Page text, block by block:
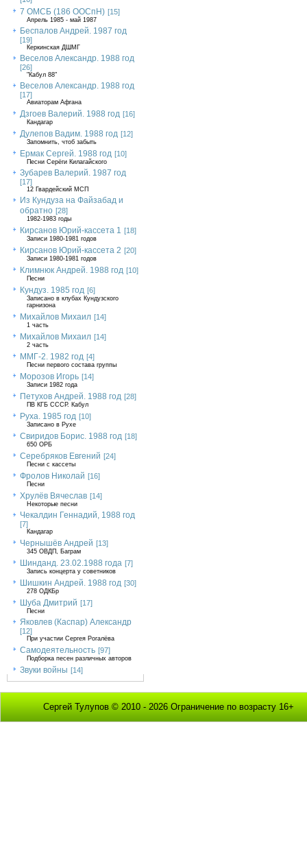
7 ОМСБ (186 ООСпН) [15]
Апрель 1985 - май 1987
Беспалов Андрей. 1987 год
[19]
Керкинская ДШМГ
Веселов Александр. 1988 год
[26]
"Кабул 88"
Веселов Александр. 1988 год
[17]
Авиаторам Афгана
Дзгоев Валерий. 1988 год [16]
Кандагар
Дулепов Вадим. 1988 год [12]
Запомнить, чтоб забыть
Ермак Сергей. 1988 год [10]
Песни Серёги Килагайского
Зубарев Валерий. 1987 год
[17]
12 Гвардейский МСП
Из Кундуза на Файзабад и
обратно [28]
1982-1983 годы
Кирсанов Юрий-кассета 1 [18]
Записи 1980-1981 годов
Кирсанов Юрий-кассета 2 [20]
Записи 1980-1981 годов
Климнюк Андрей. 1988 год [10]
Песни
Кундуз. 1985 год [6]
Записано в клубах Кундузского
гарнизона
Михайлов Михаил [14]
1 часть
Михайлов Михаил [14]
2 часть
ММГ-2. 1982 год [4]
Песни первого состава группы
Морозов Игорь [14]
Записи 1982 года
Петухов Андрей. 1988 год [28]
ПВ КГБ СССР. Кабул
Руха. 1985 год [10]
Записано в Рухе
Свиридов Борис. 1988 год [18]
650 ОРБ
Серебряков Евгений [24]
Песни с кассеты
Фролов Николай [16]
Песни
Хрулёв Вячеслав [14]
Некоторые песни
Чекалдин Геннадий, 1988 год
[7]
Кандагар
Чернышёв Андрей [13]
345 ОВДП, Баграм
Шинданд. 23.02.1988 года [7]
Запись концерта у советников
Шишкин Андрей. 1988 год [30]
278 ОДКБр
Шуба Дмитрий [17]
Песни
Яковлев (Каспар) Александр
[12]
При участии Сергея Рогалёва
Самодеятельность [97]
Подборка песен различных авторов
Звуки войны [14]
Сергей Тулупов © 2010 - 2026 Ограничение по возрасту 16+